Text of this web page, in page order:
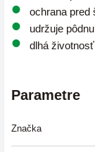
ochrana pred
udržuje
dlhá
Parametre
Značka